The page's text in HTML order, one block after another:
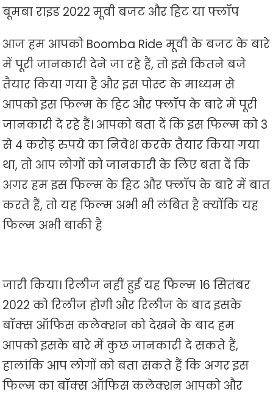
बूमबा राइड 2022 मूवी बजट और हिट या फ्लॉप
आज हम आपको Boomba Ride मूवी के बजट के बारे
में पूरी जानकारी देने जा रहे हैं, तो इसे कितने बजे
तैयार किया गया है और इस पोस्ट के माध्यम से
आपको इस फिल्म के हिट और फ्लॉप के बारे में पूरी
जानकारी दे रहे हैं। आपको बता दें कि इस फिल्म को 3
से 4 करोड़ रुपये का निवेश करके तैयार किया गया
था, तो आप लोगों को जानकारी के लिए बता दें कि
अगर हम इस फिल्म के हिट और फ्लॉप के बारे में बात
करते हैं, तो यह फिल्म अभी भी लंबित है क्योंकि यह
फिल्म अभी बाकी है
जारी किया। रिलीज नहीं हुई यह फिल्म 16 सितंबर
2022 को रिलीज होगी और रिलीज के बाद इसके
बॉक्स ऑफिस कलेक्शन को देखने के बाद हम
आपको इसके बारे में कुछ जानकारी दे सकते हैं,
हालांकि आप लोगों को बता सकते हैं कि अगर इस
फिल्म का बॉक्स ऑफिस कलेक्शन आपको और